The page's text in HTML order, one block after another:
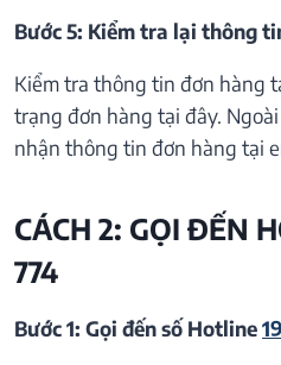
Bước 5: Kiểm tra lại thông
Kiểm tra thông tin đơn hàng
trạng đơn hàng tại đây.
nhận thông tin đơn hàng tại
CÁCH 2: GỌI ĐẾN
774
Bước 1: Gọi đến số Hotline